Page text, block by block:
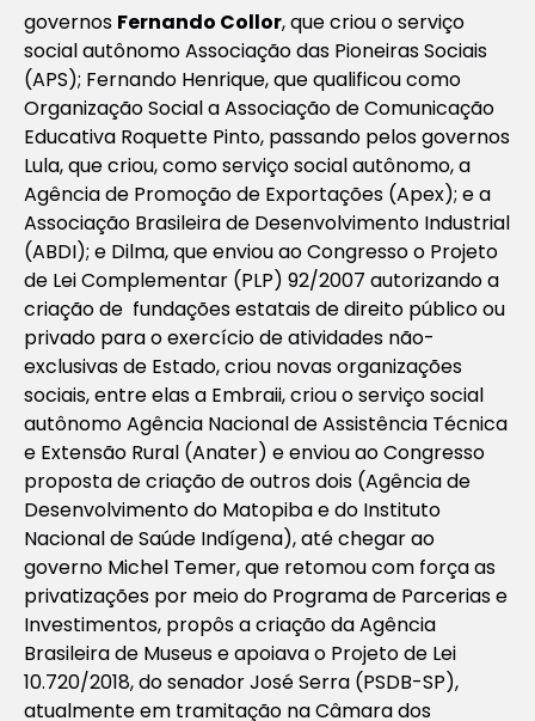
governos Fernando Collor, que criou o serviço
social autônomo Associação das Pioneiras Sociais
(APS); Fernando Henrique, que qualificou como
Organização Social a Associação de Comunicação
Educativa Roquette Pinto, passando pelos governos
Lula, que criou, como serviço social autônomo, a
Agência de Promoção de Exportações (Apex); e a
Associação Brasileira de Desenvolvimento Industrial
(ABDI); e Dilma, que enviou ao Congresso o Projeto
de Lei Complementar (PLP) 92/2007 autorizando a
criação de fundações estatais de direito público ou
privado para o exercício de atividades não-
exclusivas de Estado, criou novas organizações
sociais, entre elas a Embraii, criou o serviço social
autônomo Agência Nacional de Assistência Técnica
e Extensão Rural (Anater) e enviou ao Congresso
proposta de criação de outros dois (Agência de
Desenvolvimento do Matopiba e do Instituto
Nacional de Saúde Indígena), até chegar ao
governo Michel Temer, que retomou com força as
privatizações por meio do Programa de Parcerias e
Investimentos, propôs a criação da Agência
Brasileira de Museus e apoiava o Projeto de Lei
10.720/2018, do senador José Serra (PSDB-SP),
atualmente em tramitação na Câmara dos